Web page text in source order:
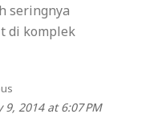
seringnya
di komplek
9, 2014 at 6:07 PM